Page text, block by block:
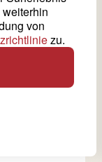
eine bis
von
zu.